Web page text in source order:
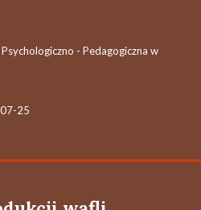
- Pedagogiczna w
25